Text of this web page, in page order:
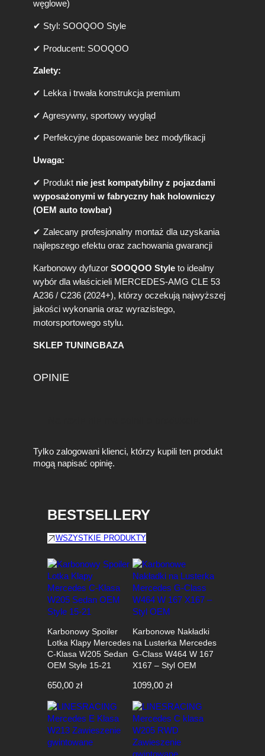
węglowe)
✔ Styl: SOOQOO Style
✔ Producent: SOOQOO
Zalety:
✔ Lekka i trwała konstrukcja premium
✔ Agresywny, sportowy wygląd
✔ Perfekcyjne dopasowanie bez modyfikacji
Uwaga:
✔ Produkt nie jest kompatybilny z pojazdami
wyposażonymi w fabryczny hak holowniczy
(OEM auto towbar)
✔ Zalecany profesjonalny montaż dla uzyskania
najlepszego efektu oraz zachowania gwarancji
Karbonowy dyfuzor SOOQOO Style to idealny
wybór dla właścicieli MERCEDES-AMG CLE 53
A236 / C236 (2024+), którzy oczekują najwyższej
jakości wykonania oraz wyrazistego,
motorsportowego stylu.
SKLEP TUNINGBAZA
OPINIE
Tylko zalogowani klienci, którzy kupili ten produkt
mogą napisać opinię.
BESTSELLERY
WSZYSTKIE PRODUKTY
Karbonowy Spoiler
Lotka Klapy Mercedes
C-Klasa W205 Sedan
OEM Style 15-21
650,00 zł
Karbonowe Nakładki
na Lusterka Mercedes
G-Class W464 W 167
X167 – Styl OEM
1099,00 zł